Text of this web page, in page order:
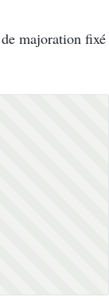
majoration fixé